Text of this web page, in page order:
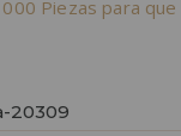
Piezas para
20309